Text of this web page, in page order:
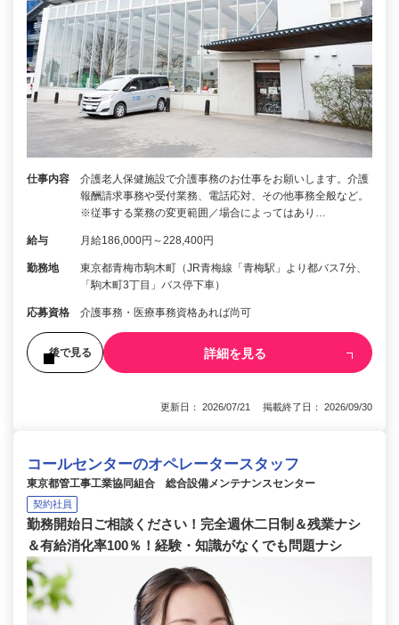
仕事内容
介護老人保健施設で介護事務のお仕事をお願いします。介護
報酬請求事務や受付業務、電話応対、その他事務全般など。
※従事する業務の変更範囲／場合によってはあり…
給与 月給186,000円～228,400円
勤務地
東京都青梅市駒木町（JR青梅線「青梅駅」より都バス7分、
「駒木町3丁目」バス停下車）
応募資格 介護事務・医療事務資格あれば尚可
後で見る 詳細を見る
更新日： 2026/07/21 掲載終了日： 2026/09/30
コールセンターのオペレータースタッフ
東京都管工事工業協同組合 総合設備メンテナンスセンター
契約社員
勤務開始日ご相談ください！完全週休二日制＆残業ナシ
＆有給消化率100％！経験・知識がなくでも問題ナシ